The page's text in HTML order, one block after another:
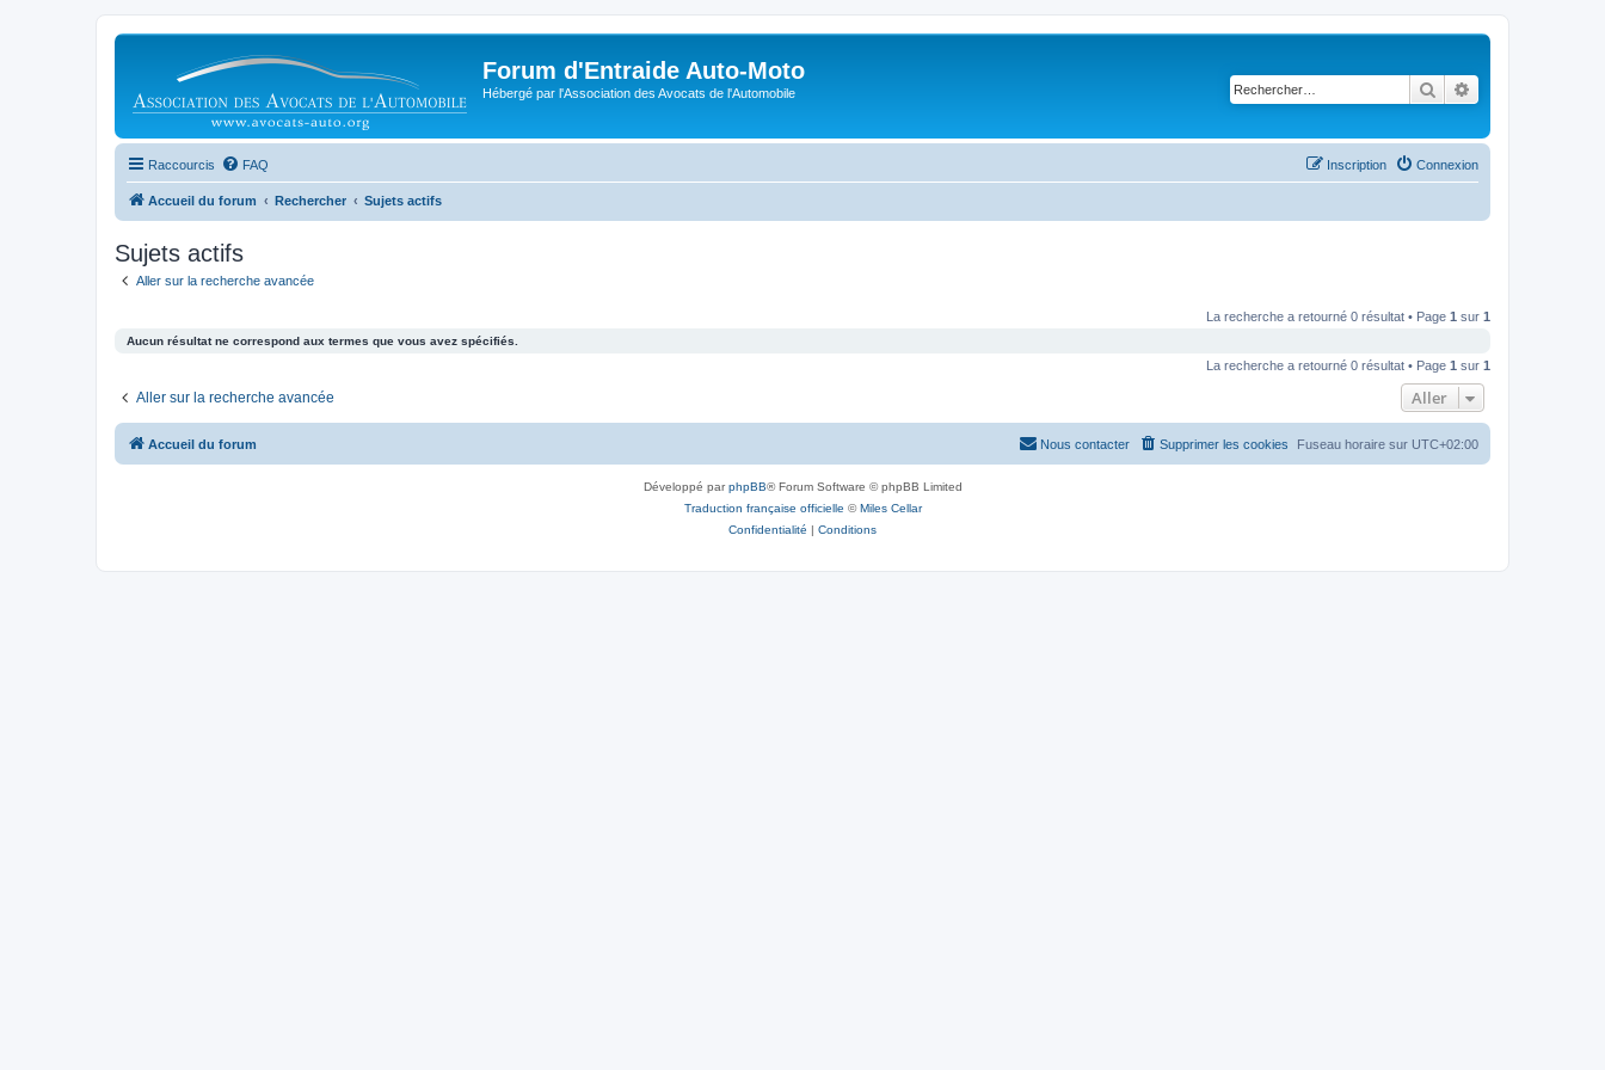
Forum d'Entraide Auto-Moto
Hébergé par l'Association des Avocats de l'Automobile Rechercher
Raccourcis FAQ Connexion
Inscription
Accueil du forum Rechercher Sujets actifs
Sujets actifs
Aller sur la recherche avancée
La recherche a retourné 0 résultat • Page 1 sur 1
Aucun résultat ne correspond aux termes que vous avez spécifiés.
La recherche a retourné 0 résultat • Page 1 sur 1
Aller sur la recherche avancée Aller
Accueil du forum Fuseau horaire sur UTC+02:00
Supprimer les cookies
Nous contacter
Développé parphpBB® Forum Software © phpBB Limited
Traduction française officielle ©Miles Cellar
Confidentialité | Conditions